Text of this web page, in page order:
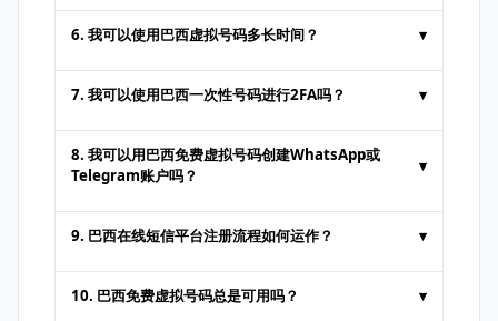
收敏感或私密信息。
部分网站为防止虚假账户，会屏蔽来自
专用付费号码服务。
6. 我可以使用巴西虚拟号码多长时间？ ▾
取决于提供商策略。 一次性号码通常仅短期有
以数月内保持同一号码。
7. 我可以使用巴西一次性号码进行2FA吗？ ▾
可以。在许多平台上，使用临时号码
即可进行
双重验证。但部分银行或高安全性网站只接受
8. 我可以用巴西免费虚拟号码创建WhatsApp或
Telegram账户吗？
▾
部分用户可借助免费在线短信服务注册
非总是有效，因为这些应用可能会屏蔽虚拟号
码。
9. 巴西在线短信平台注册流程如何运作？ ▾
在网站上注册
10. 巴西免费虚拟号码总是可用吗？ ▾